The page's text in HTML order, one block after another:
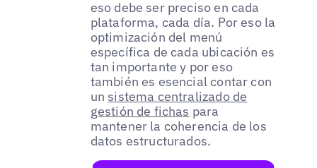
eso debe ser preciso en cada
plataforma, cada día. Por eso la
optimización del menú
específica de cada ubicación es
tan importante y por eso
también es esencial contar con
un sistema centralizado de
gestión de fichas para
mantener la coherencia de los
datos estructurados.